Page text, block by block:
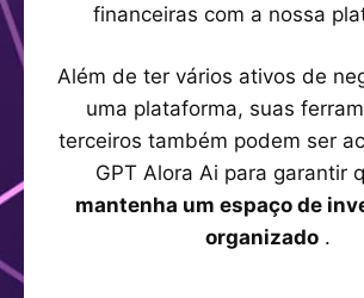
financeiras com a nossa
Além de ter vários ativos de
uma plataforma, suas
terceiros também podem ser
GPT Alora Ai para garantir
mantenha um espaço de
organizado.